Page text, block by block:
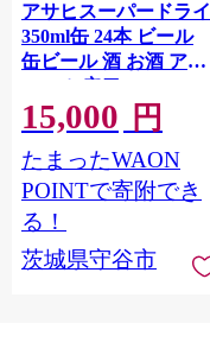
アサヒスーパードライ
350ml缶 24本 ビール
缶ビール 酒 お酒 アル
コール 辛口
15,000 円
たまったWAON
POINTで寄附でき
る！
茨城県守谷市